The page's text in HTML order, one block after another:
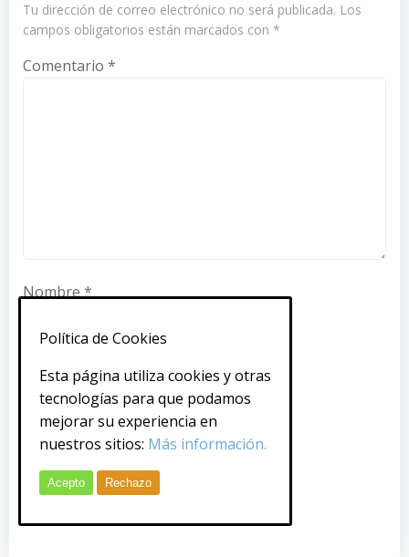
Tu dirección de correo electrónico no será publicada. Los
campos obligatorios están marcados con *
Comentario *
Nombre*
Web
Política de Cookies
Esta página utiliza cookies y otras
tecnologías para que podamos
mejorar su experiencia en
nuestros sitios: Más información.
Acepto Rechazo